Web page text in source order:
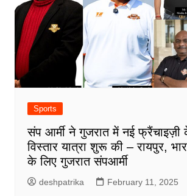
Sports
संप आर्मी ने गुजरात में नई
विस्तार यात्रा शुरू की – रायपुर,
के लिए गुजरात संपआर्मी
deshpatrika February 11, 2025